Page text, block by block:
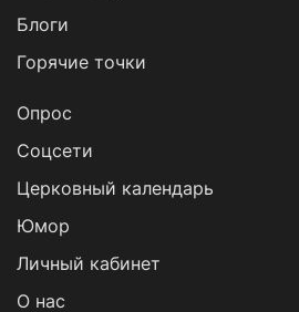
Блоги
Горячие точки
Опрос
Cоцсети
Церковный календарь
Юмор
Личный кабинет
О нас